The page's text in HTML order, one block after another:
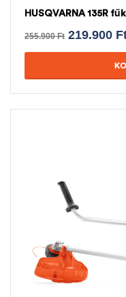
HUSQVARNA 135R
255.900Ft 219.900